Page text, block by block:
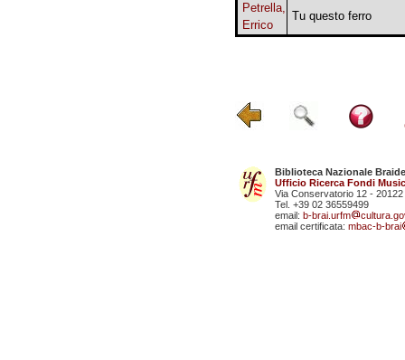
Petrella,
Errico
Tu questo ferro
Biblioteca Nazionale
Ufficio Ricerca Fondi
Via Conservatorio 12 - 20122
Tel. +39 02 36559499
email: b-brai.urfm
email certificata: mbac-b-brai